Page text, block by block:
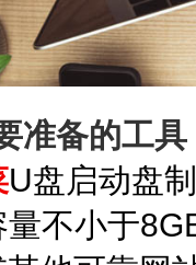
准备的工具
U盘启动盘
不小于